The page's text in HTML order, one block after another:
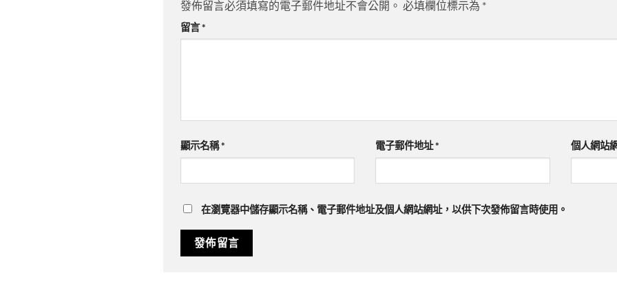
發佈留言必須填寫的電子郵件地址不會公開。 必填欄位標示為 *
留言*
顯示名稱* 電子郵件地址* 個人網站
在瀏覽器中儲存顯示名稱、電子郵件地址及個人網站網址，以供下次發佈留言時使用。